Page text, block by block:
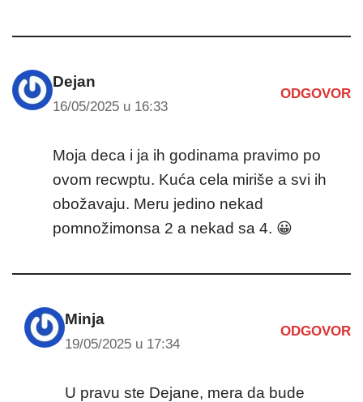
Dejan
16/05/2025 u 16:33
ODGOVOR
Moja deca i ja ih godinama pravimo po
ovom recwptu. Kuća cela miriše a svi ih
obožavaju. Meru jedino nekad
pomnožimonsa 2 a nekad sa 4. 😀
Minja
19/05/2025 u 17:34
ODGOVOR
U pravu ste Dejane, mera da bude